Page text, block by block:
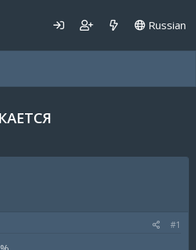
Russian
#1